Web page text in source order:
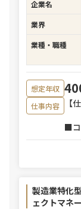
企業名
業界
業種・職種
想定年収
仕事内容
【
■コ
製造業特化
ェクトマネ